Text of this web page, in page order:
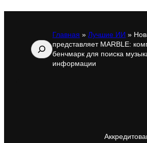
Поиск
Главная » Лучшие ИИ »
представляет MARBLE:
бенчмарк для поиска
информации